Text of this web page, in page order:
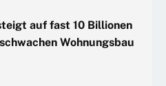
auf fast 10 Billionen
Wohnungsbau